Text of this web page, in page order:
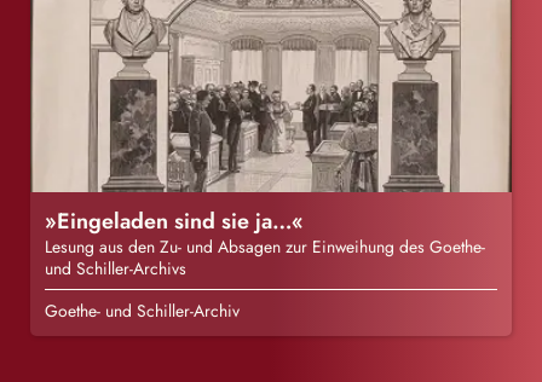
»Eingeladen sind sie ja…«
Lesung aus den Zu- und Absagen zur Einweihung des Goethe-
und Schiller-Archivs
Goethe- und Schiller-Archiv